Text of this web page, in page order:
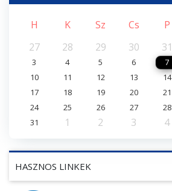
H K Sz Cs P
27
28 29 30 31
3
4 5 6 7
10
11 12 13 14
17
18 19 20 21
24
25 26 27 28
31
1 2 3 4
HASZNOS LINKEK